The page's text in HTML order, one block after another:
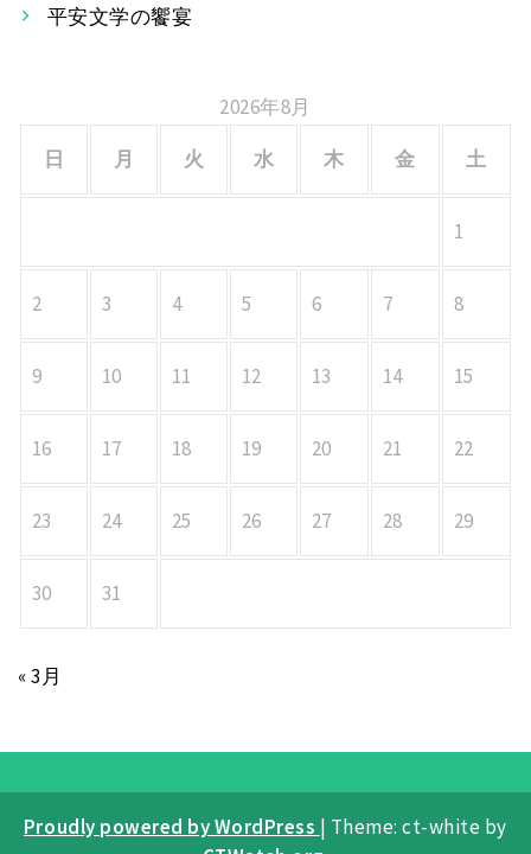
ン平安文学の饗宴
2026年8月
日
月 火 水 木 金 土
1
2 3 4 5 6 7 8
9 10 11 12 13 14 15
16 17 18 19 20 21 22
23 24 25 26 27 28 29
30 31
« 3月
Proudly powered by WordPress | Theme: ct-white by